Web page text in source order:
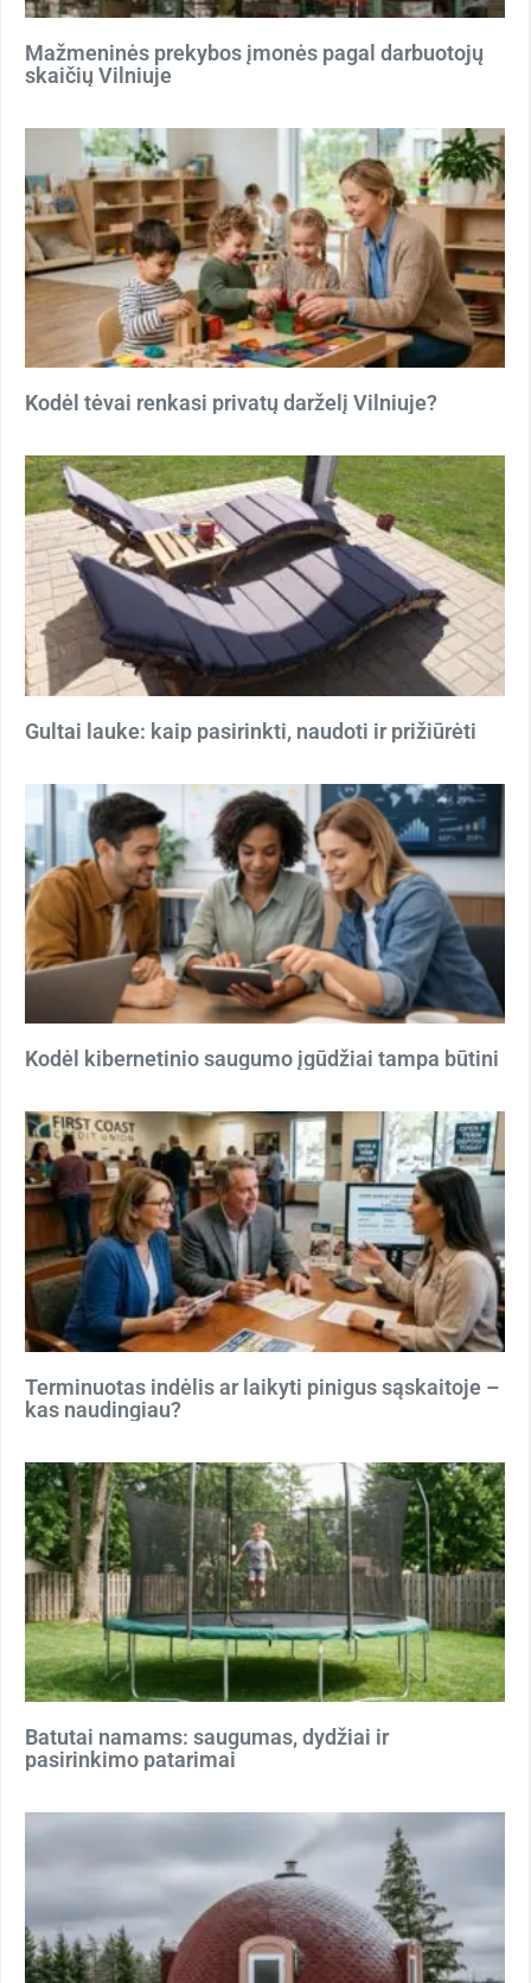
Mažmeninės prekybos įmonės pagal darbuotojų
skaičių Vilniuje
Kodėl tėvai renkasi privatų darželį Vilniuje?
Gultai lauke: kaip pasirinkti, naudoti ir prižiūrėti
Kodėl kibernetinio saugumo įgūdžiai tampa būtini
Terminuotas indėlis ar laikyti pinigus sąskaitoje –
kas naudingiau?
Batutai namams: saugumas, dydžiai ir
pasirinkimo patarimai